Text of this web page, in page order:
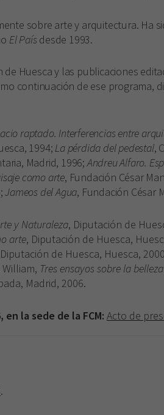
sobre arte y arquitectura. Ha
El País desde 1993.
Huesca y las publicaciones
continuación de ese programa,
raptado. Interferencias entre
1994; La pérdida del pedestal,
Madrid, 1996;Andreu Alfaro.
como arte, Fundación César
Jameos del Agua, Fundación César
y Naturaleza, Diputación de
arte, Diputación de Huesca,
de Huesca, Huesca,
William, Tres ensayos sobre la
Madrid, 2006.
la sede de la FCM: Acto de
.